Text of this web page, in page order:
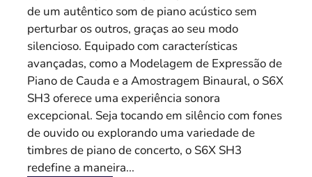
de um autêntico som de piano acústico sem
perturbar os outros, graças ao seu modo
silencioso. Equipado com características
avançadas, como a Modelagem de Expressão de
Piano de Cauda e a Amostragem Binaural, o S6X
SH3 oferece uma experiência sonora
excepcional. Seja tocando em silêncio com fones
de ouvido ou explorando uma variedade de
timbres de piano de concerto, o S6X SH3
redefine a maneira...